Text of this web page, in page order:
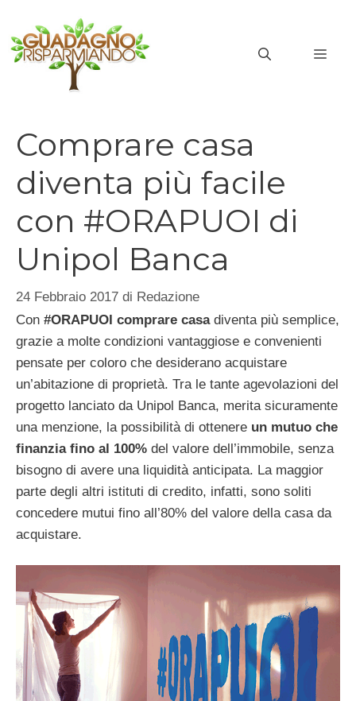
contenuto
Comprare casa
diventa più facile
con #ORAPUOI di
Unipol Banca
24 Febbraio 2017 di Redazione
Con #ORAPUOI comprare casadiventa più semplice,
grazie a molte condizioni vantaggiose e convenienti
pensate per coloro che desiderano acquistare
un’abitazione di proprietà. Tra le tante agevolazioni del
progetto lanciato da Unipol Banca, merita sicuramente
una menzione, la possibilità di ottenere un mutuo che
finanzia fino al 100% del valore dell’immobile, senza
bisogno di avere una liquidità anticipata. La maggior
parte degli altri istituti di credito, infatti, sono soliti
concedere mutui fino all’80% del valore della casa da
acquistare.